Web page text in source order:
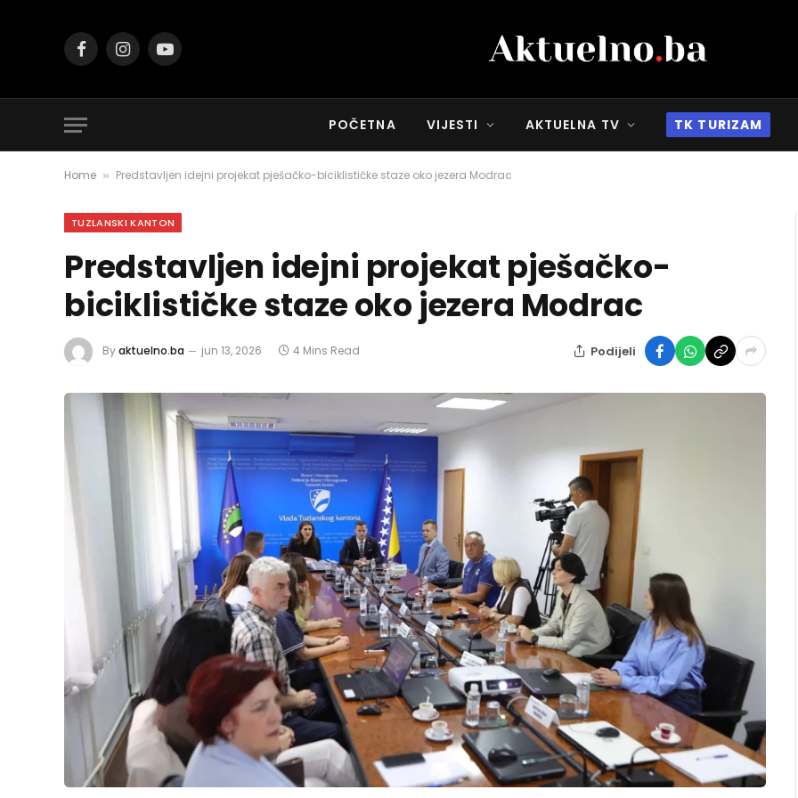
FacebookInstagramYouTube
POČETNA VIJESTI AKTUELNA TV TK TURIZAM
Home » Predstavljen idejni projekat pješačko-biciklističke staze oko jezera Modrac
TUZLANSKI KANTON
Predstavljen idejni projekat pješačko-
biciklističke staze oko jezera Modrac
Byaktuelno.ba jun 13, 2026 4 Mins Read Podijeli